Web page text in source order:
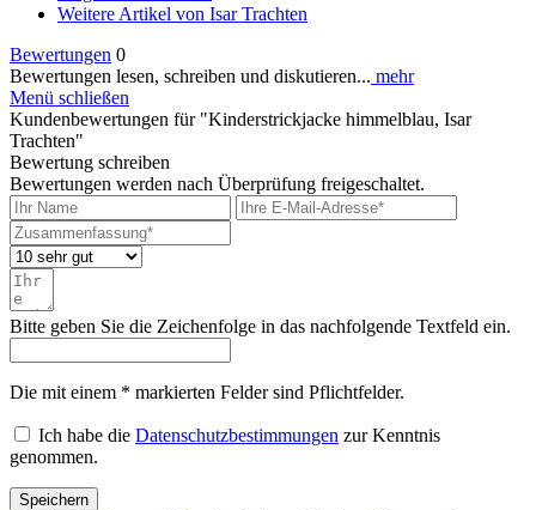
Weitere Artikel von Isar Trachten
Bewertungen 0
Bewertungen lesen, schreiben und diskutieren... mehr
Menü schließen
Kundenbewertungen für "Kinderstrickjacke himmelblau, Isar
Trachten"
Bewertung schreiben
Bewertungen werden nach Überprüfung freigeschaltet.
Bitte geben Sie die Zeichenfolge in das nachfolgende Textfeld ein.
Die mit einem * markierten Felder sind Pflichtfelder.
Ich habe die Datenschutzbestimmungen zur Kenntnis
genommen.
Speichern